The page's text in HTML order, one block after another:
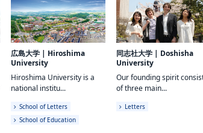
広島大学| Hiroshima
University
Hiroshima University is a
national institu...
School of Letters
School of Education
同志社大学 | Doshisha
University
Our founding spirit
of three main...
Letters